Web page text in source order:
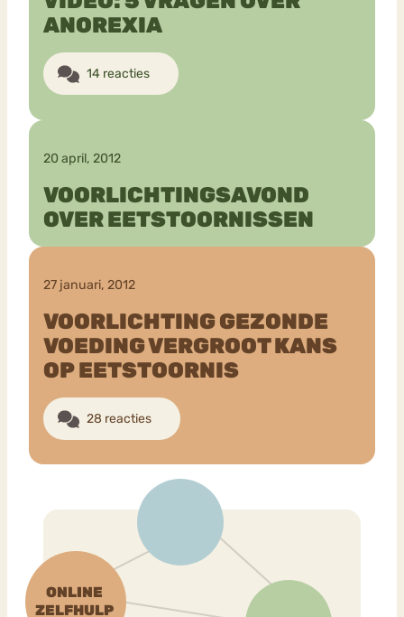
ANOREXIA
14 reacties
20 april, 2012
VOORLICHTINGSAVOND
OVER EETSTOORNISSEN
27 januari, 2012
VOORLICHTING GEZONDE
VOEDING VERGROOT KANS
OP EETSTOORNIS
28 reacties
Bouli
mia
Nerv
Eetstoornis
Eetbuien